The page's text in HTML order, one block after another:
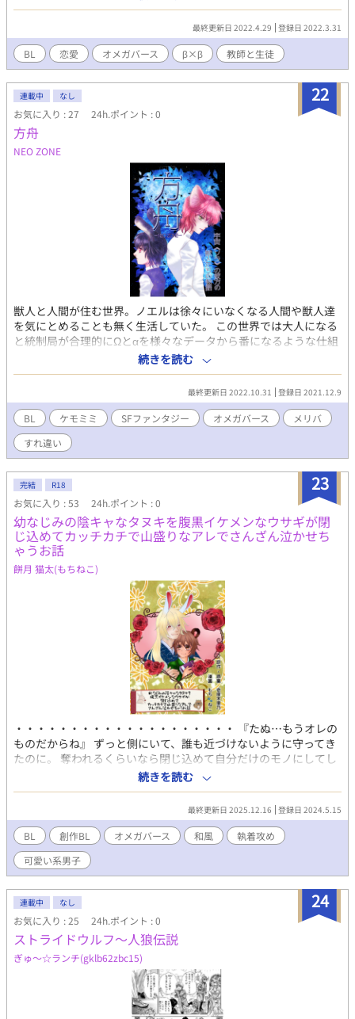
と同じ世界観の作品です。 あわせて読むとよりお楽しみいただけ
最終更新日 2022.4.29 登録日 2022.3.31
BL 恋愛 オメガバース β×β 教師と生徒
22
連載中 なし
お気に入り : 27 24h.ポイント : 0
方舟
NEO ZONE
獣人と人間が住む世界。ノエルは徐々にいなくなる人間や獣人達
を気にとめることも無く生活していた。 この世界では大人になる
と統制局が合理的にΩとαを様々なデータから番になるような仕組
みだった。 基本的には番の組み合わせは獣人には獣人、しかしノ
エルの番は人間だった。そして…
続きを読む
最終更新日 2022.10.31 登録日 2021.12.9
BL ケモミミ SFファンタジー オメガバース
メリバ
すれ違い
23
完結 R18
お気に入り : 53 24h.ポイント : 0
幼なじみの陰キャなタヌキを腹黒イケメンなウサギが閉
じ込めてカッチカチで山盛りなアレでさんざん泣かせち
ゃうお話
餅月 猫太(もちねこ)
・・・・・・・・・・・・・・・・・・・・ 『たぬ…もうオレの
ものだからね』 ずっと側にいて、誰も近づけないように守ってき
たのに。 奪われるくらいなら閉じ込めて自分だけのモノにしてし
まえ――こじらせたウサギがとうとう親友の一線を越えちゃ
う！？ ・・・・・・・・・・・・・・・・・・・・
続きを読む
最終更新日 2025.12.16 登録日 2024.5.15
BL 創作BL オメガバース 和風
執着攻め
可愛い系男子
24
連載中 なし
お気に入り : 25 24h.ポイント : 0
ストライドウルフ～人狼伝説
ぎゅ～☆ランチ(gklb62zbc15)